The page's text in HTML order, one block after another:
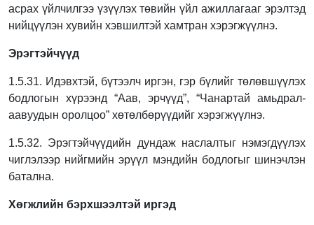
асрах үйлчилгээ үзүүлэх төвийн үйлажиллагааг эрэлтэд
нийцүүлэн хувийн хэвшилтэй хамтран хэрэгжүүлнэ.
Эрэгтэйчүүд
1.5.31. Идэвхтэй, бүтээлч иргэн, гэр бүлийг төлөвшүүлэх
бодлогын хүрээнд “Аав, эрчүүд”, “Чанартай амьдрал-
аавуудын оролцоо” хөтөлбөрүүдийг хэрэгжүүлнэ.
1.5.32. Эрэгтэйчүүдийн дундаж наслалтыг нэмэгдүүлэх
чиглэлээр нийгмийн эрүүл мэндийн бодлогыг шинэчлэн
батална.
Хөгжлийн бэрхшээлтэй иргэд